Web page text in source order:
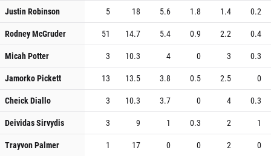
Justin Robinson
5 18 5.6 1.8 1.4
0.2
Rodney McGruder
51 14.7 5.4 0.9 2.2
0.4
Micah Potter
3 10.3 4 0 3
0.3
Jamorko Pickett
13 13.5 3.8 0.5 2.5
0
Cheick Diallo
3 10.3 3.7 0 4
0.3
Deividas Sirvydis
3 9 1 0.3 2
1
Trayvon Palmer
1 17 0 0 2
0